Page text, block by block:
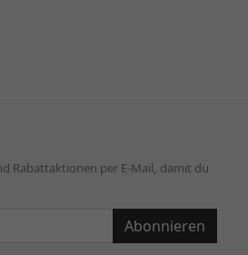
Rabattaktionen per E-Mail, damit du
Abonnieren